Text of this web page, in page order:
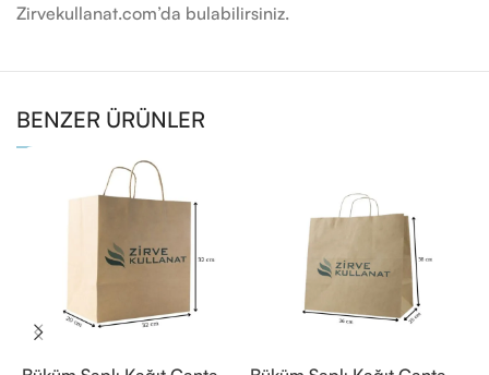
Zirvekullanat.com’da bulabilirsiniz.
BENZER ÜRÜNLER